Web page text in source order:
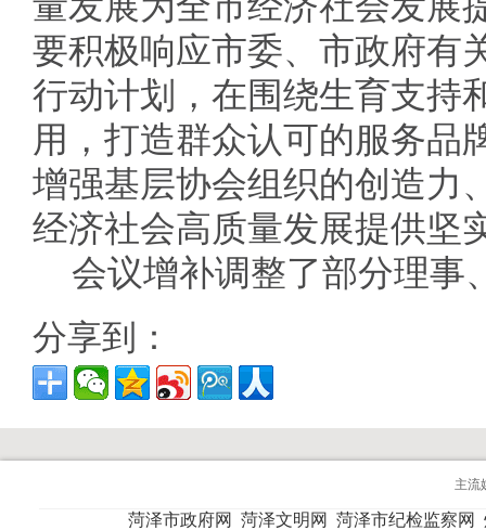
要积极响应市委、市政府有
行动计划，在围绕生育支持
用，打造群众认可的服务品
增强基层协会组织的创造力
经济社会高质量发展提供坚
会议增补调整了部分理事
分享到：
主流
菏泽市政府网 菏泽文明网 菏泽市纪检监察网